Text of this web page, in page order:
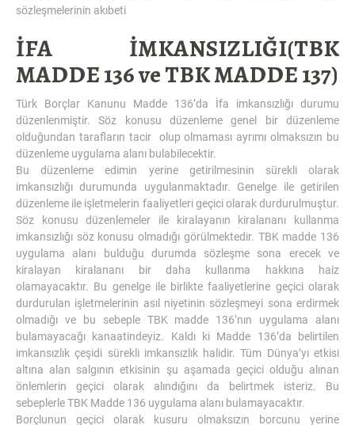
sözleşmelerinin akıbeti
İFA İMKANSIZLIĞI(TBK
MADDE 136 ve TBK MADDE 137)
Türk Borçlar Kanunu Madde 136’da İfa imkansızlığı durumu
düzenlenmiştir. Söz konusu düzenleme genel bir düzenleme
olduğundan tarafların tacir olup olmaması ayrımı olmaksızın bu
düzenleme uygulama alanı bulabilecektir.
Bu düzenleme edimin yerine getirilmesinin sürekli olarak
imkansızlığı durumunda uygulanmaktadır. Genelge ile getirilen
düzenleme ile işletmelerin faaliyetleri geçici olarak durdurulmuştur.
Söz konusu düzenlemeler ile kiralayanın kiralananı kullanma
imkansızlığı söz konusu olmadığı görülmektedir. TBK madde 136
uygulama alanı bulduğu durumda sözleşme sona erecek ve
kiralayan kiralananı bir daha kullanma hakkına haiz
olamayacaktır. Bu genelge ile birlikte faaliyetlerine geçici olarak
durdurulan işletmelerinin asıl niyetinin sözleşmeyi sona erdirmek
olmadığı ve bu sebeple TBK madde 136’nın uygulama alanı
bulamayacağı kanaatindeyiz. Kaldı ki Madde 136’da belirtilen
imkansızlık çeşidi sürekli imkansızlık halidir. Tüm Dünya’yı etkisi
altına alan salgının etkisinin şu aşamada geçici olduğu alınan
önlemlerin geçici olarak alındığını da belirtmek isteriz. Bu
sebeplerle TBK Madde 136 uygulama alanı bulamayacaktır.
Borçlunun geçici olarak kusuru olmaksızın borcunu yerine